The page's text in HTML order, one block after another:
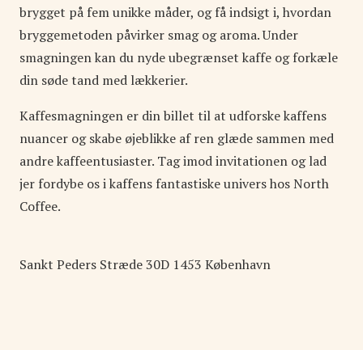
brygget på fem unikke måder, og få indsigt i, hvordan
bryggemetoden påvirker smag og aroma. Under
smagningen kan du nyde ubegrænset kaffe og forkæle
din søde tand med lækkerier.
Kaffesmagningen er din billet til at udforske kaffens
nuancer og skabe øjeblikke af ren glæde sammen med
andre kaffeentusiaster. Tag imod invitationen og lad
jer fordybe os i kaffens fantastiske univers hos North
Coffee.
Sankt Peders Stræde30D 1453 København